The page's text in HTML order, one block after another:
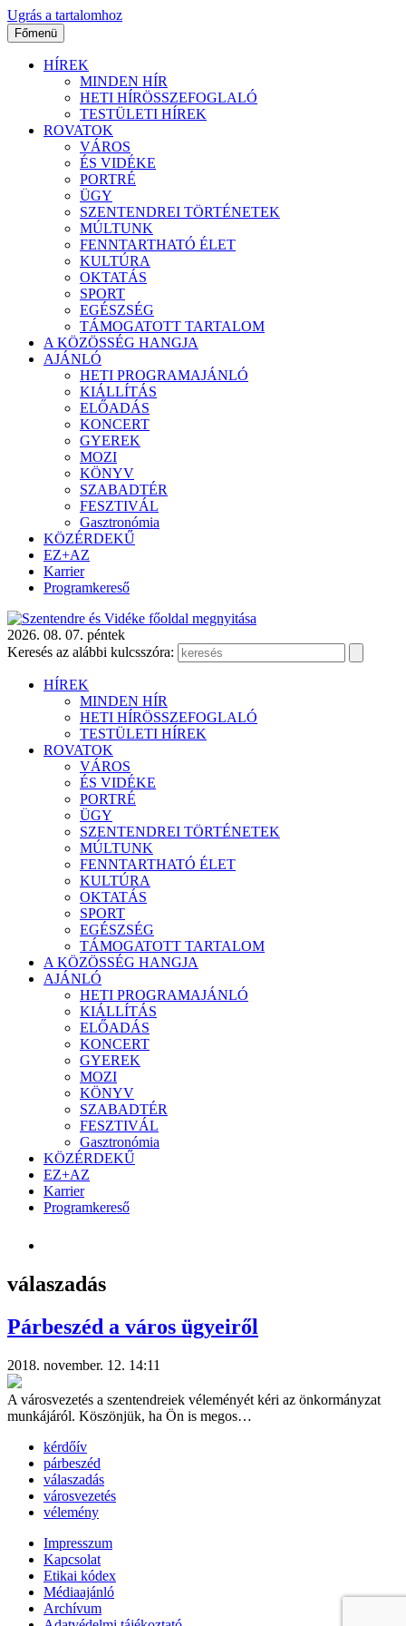
Ugrás a tartalomhoz
Főmenü
HÍREK
MINDEN HÍR
HETI HÍRÖSSZEFOGLALÓ
TESTÜLETI HÍREK
ROVATOK
VÁROS
ÉS VIDÉKE
PORTRÉ
ÜGY
SZENTENDREI TÖRTÉNETEK
MÚLTUNK
FENNTARTHATÓ ÉLET
KULTÚRA
OKTATÁS
SPORT
EGÉSZSÉG
TÁMOGATOTT TARTALOM
A KÖZÖSSÉG HANGJA
AJÁNLÓ
HETI PROGRAMAJÁNLÓ
KIÁLLÍTÁS
ELŐADÁS
KONCERT
GYEREK
MOZI
KÖNYV
SZABADTÉR
FESZTIVÁL
Gasztronómia
KÖZÉRDEKŰ
EZ+AZ
Karrier
Programkereső
2026. 08. 07. péntek
Keresés az alábbi kulcsszóra:
HÍREK
MINDEN HÍR
HETI HÍRÖSSZEFOGLALÓ
TESTÜLETI HÍREK
ROVATOK
VÁROS
ÉS VIDÉKE
PORTRÉ
ÜGY
SZENTENDREI TÖRTÉNETEK
MÚLTUNK
FENNTARTHATÓ ÉLET
KULTÚRA
OKTATÁS
SPORT
EGÉSZSÉG
TÁMOGATOTT TARTALOM
A KÖZÖSSÉG HANGJA
AJÁNLÓ
HETI PROGRAMAJÁNLÓ
KIÁLLÍTÁS
ELŐADÁS
KONCERT
GYEREK
MOZI
KÖNYV
SZABADTÉR
FESZTIVÁL
Gasztronómia
KÖZÉRDEKŰ
EZ+AZ
Karrier
Programkereső
válaszadás
Párbeszéd a város ügyeiről
2018. november. 12. 14:11
A városvezetés a szentendreiek véleményét kéri az önkormányzat
munkájáról. Köszönjük, ha Ön is megos…
kérdőív
párbeszéd
válaszadás
városvezetés
vélemény
Impresszum
Kapcsolat
Etikai kódex
Médiaajánló
Archívum